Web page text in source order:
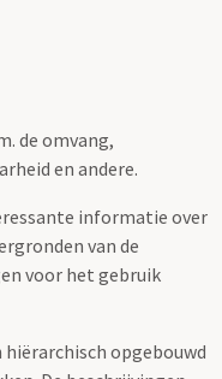
de omvang,
en andere.
informatie over
van de
voor het gebruik
opgebouwd